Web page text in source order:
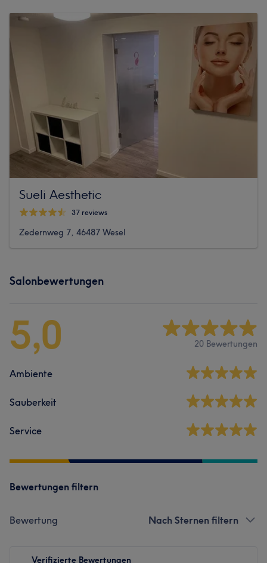
Sueli Aesthetic
37 reviews
Zedernweg 7, 46487 Wesel
Salonbewertungen
5,0 20 Bewertungen
Ambiente
Sauberkeit
Service
Bewertungen filtern
Bewertung Nach Sternen filtern
Verifizierte Bewertungen